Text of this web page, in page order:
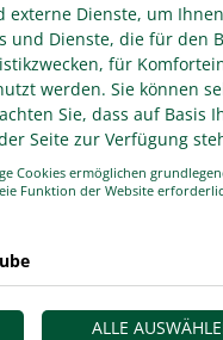
23. Spieltag
angesetzt; das
externe Dienste, um
und Dienste, die für den
für
werden. Sie können
Sie, dass auf Basis
Seite zur Verfügung
Cookies ermöglichen
Funktion der Website
ALLE